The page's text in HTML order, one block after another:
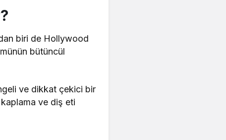
biri de Hollywood
bütüncül
ve dikkat çekici bir
ve diş eti